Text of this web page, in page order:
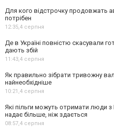
Для кого відстрочку продовжать
потрібен
12:35,4 серпня
Де в Україні повністю скасували
дають збій
11:43,4 серпня
Як правильно зібрати тривожну
найнеобхідніше
10:21,4 серпня
Які пільги можуть отримати люди з
надає більше, ніж здається
08:57,4 серпня